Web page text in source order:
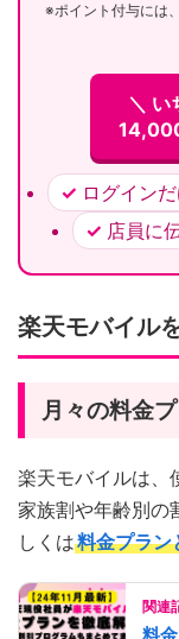
※ポイント付与には
＼ い
ログイン
店員に
楽天モバイル
月々の料金
楽天モバイルは、
家族割や年齢別の
しくは料金プラン
関連